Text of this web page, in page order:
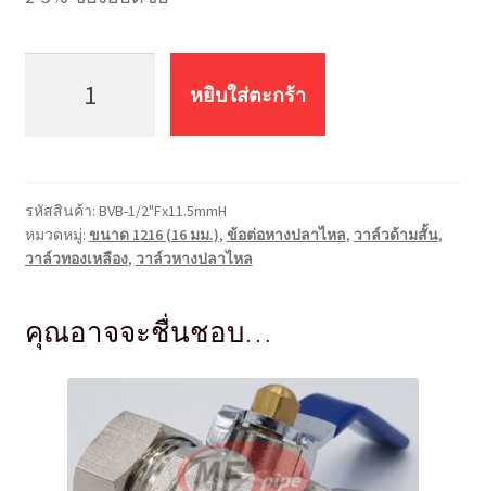
หางปลา
ไหล
เกลียว
1/2"Fx11.5mmH
หยิบใส่ตะกร้า
รหัสสินค้า: BVB-1/2"Fx11.5mmH
หมวดหมู่: ขนาด 1216 (16 มม.), ข้อต่อหางปลาไหล, วาล์วด้ามสั้น,
วาล์วทองเหลือง, วาล์วหางปลาไหล
คุณอาจจะชื่นชอบ…